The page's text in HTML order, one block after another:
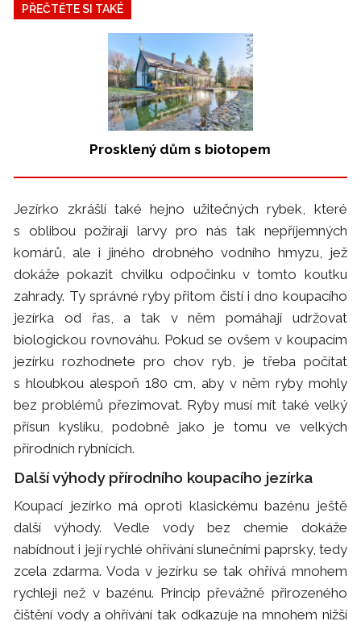
PŘEČTĚTE SI TAKÉ
Prosklený dům s biotopem
Jezírko zkrášlí také hejno užitečných rybek, které
s oblibou požírají larvy pro nás tak nepříjemných
komárů, ale i jiného drobného vodního hmyzu, jež
dokáže pokazit chvilku odpočinku v tomto koutku
zahrady. Ty správné ryby přitom čistí i dno koupacího
jezírka od řas, a tak v něm pomáhají udržovat
biologickou rovnováhu. Pokud se ovšem v koupacím
jezírku rozhodnete pro chov ryb, je třeba počítat
s hloubkou alespoň 180 cm, aby v něm ryby mohly
bez problémů přezimovat. Ryby musí mít také velký
přísun kyslíku, podobně jako je tomu ve velkých
přírodních rybnících.
Další výhody přírodního koupacího jezírka
Koupací jezírko má oproti klasickému bazénu ještě
další výhody. Vedle vody bez chemie dokáže
nabídnout i její rychlé ohřívání slunečními paprsky, tedy
zcela zdarma. Voda v jezírku se tak ohřívá mnohem
rychleji než v bazénu. Princip převážně přirozeného
čištění vody a ohřívání tak odkazuje na mnohem nižší